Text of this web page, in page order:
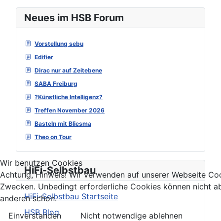
Neues im HSB Forum
Vorstellung sebu
Edifier
Dirac nur auf Zeitebene
SABA Freiburg
?Künstliche Intelligenz?
Treffen November 2026
Basteln mit Bliesma
Theo on Tour
HiFi-Selbstbau
HiFi-Selbstbau Startseite
HSB Blog
Wir benutzen Cookies
Achtung, Hinweis! Wir verwenden auf unserer Webseite
Zwecken. Unbedingt erforderliche Cookies können nicht
anderen schon.
Einverstanden
Nicht notwendige ablehnen